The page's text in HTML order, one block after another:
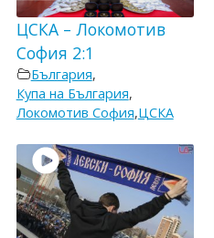
ЦСКА – Локомотив
София 2:1
България,
Купа на България,
Локомотив София,ЦСКА